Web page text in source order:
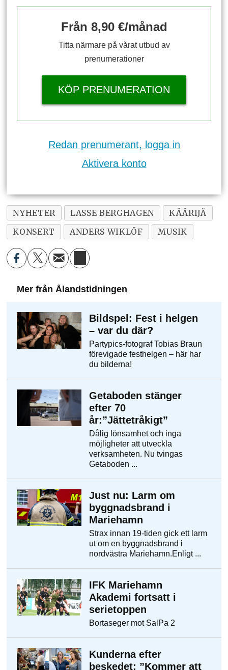
Från 8,90 €/månad
Titta närmare på vårat utbud av
prenumerationer
KÖP PRENUMERATION
Redan prenumerant, logga in
Aktivera konto
NYHETER LASSE BERGHAGEN
KÄÄRIJÄ
KONSERT
ANDERS WIKLÖF MUSIK